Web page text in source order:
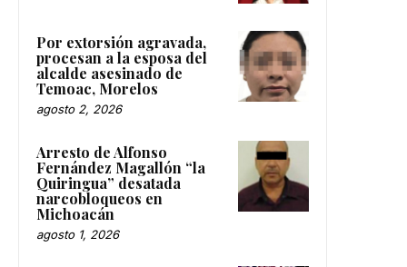
Por extorsión agravada,
procesan a la esposa del
alcalde asesinado de
Temoac, Morelos
agosto 2, 2026
Arresto de Alfonso
Fernández Magallón “la
Quiringua” desatada
narcobloqueos en
Michoacán
agosto 1, 2026